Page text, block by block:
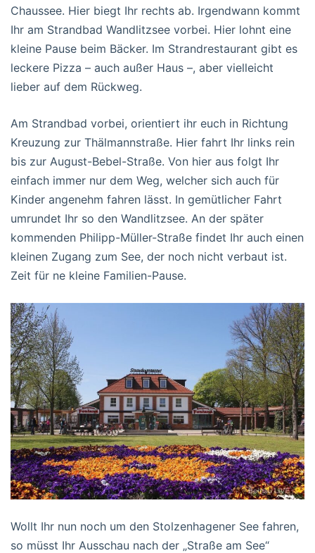
Chaussee. Hier biegt Ihr rechts ab. Irgendwann kommt
Ihr am Strandbad Wandlitzsee vorbei. Hier lohnt eine
kleine Pause beim Bäcker. Im Strandrestaurant gibt es
leckere Pizza – auch außer Haus –, aber vielleicht
lieber auf dem Rückweg.
Am Strandbad vorbei, orientiert ihr euch in Richtung
Kreuzung zur Thälmannstraße. Hier fahrt Ihr links rein
bis zur August-Bebel-Straße. Von hier aus folgt Ihr
einfach immer nur dem Weg, welcher sich auch für
Kinder angenehm fahren lässt. In gemütlicher Fahrt
umrundet Ihr so den Wandlitzsee. An der später
kommenden Philipp-Müller-Straße findet Ihr auch einen
kleinen Zugang zum See, der noch nicht verbaut ist.
Zeit für ne kleine Familien-Pause.
Wollt Ihr nun noch um den Stolzenhagener See fahren,
so müsst Ihr Ausschau nach der „Straße am See“